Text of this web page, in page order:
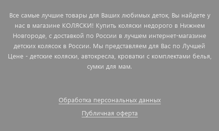
Все самые лучшие товары для Ваших любимых деток, Вы найдете у
нас в магазине КОЛЯСКИ! Купить коляски недорого в Нижнем
Новгороде, с доставкой по России в лучшем интернет-магазине
детских колясок в России. Мы представляем для Вас по Лучшей
Цене - детские коляски, автокресла, кроватки с комплектами белья,
сумки для мам.
Обработка персональных данных
Публичная оферта